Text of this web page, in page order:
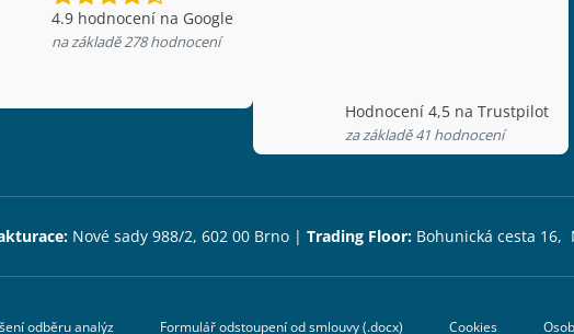
4.9 hodnocení na Google
na základě278hodnocení
Hodnocení 4,5 na Trustpilot
za základě 41 hodnocení
Nové sady 988/2, 602 00 Brno | Trading Floor: Bohunická cesta 16,
odběru analýz Formulář odstoupení od smlouvy (.docx) Cookies